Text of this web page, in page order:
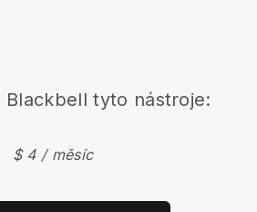
Blackbell tyto nástroje:
$ 4 / měsíc